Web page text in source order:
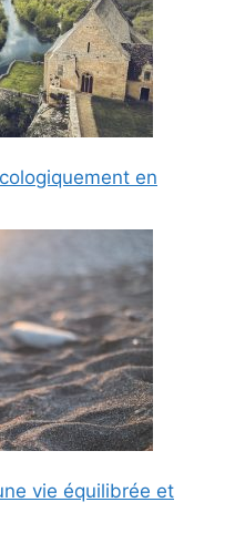
en
vie équilibrée et